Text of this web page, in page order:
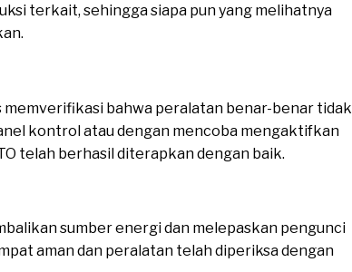
terkait, sehingga siapa pun yang melihatnya
bahwa peralatan benar-benar tidak
kontrol atau dengan mencoba mengaktifkan
telah berhasil diterapkan dengan baik.
sumber energi dan melepaskan pengunci
aman dan peralatan telah diperiksa dengan